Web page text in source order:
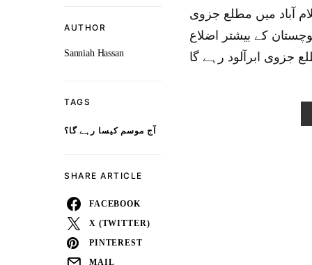
AUTHOR
Sanniah Hassan
TAGS
آج موسم کیسا رہے گا؟
SHARE ARTICLE
FACEBOOK
X (TWITTER)
PINTEREST
MAIL
آباد میں مطلع جزوی
کے بیشتر اضلاع
جزوی ابرآلود رہے گا